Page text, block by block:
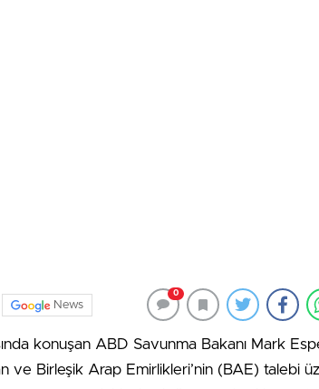
News
0
konuşan ABD Savunma Bakanı Mark
ve Birleşik Arap Emirlikleri’nin (BAE) talebi